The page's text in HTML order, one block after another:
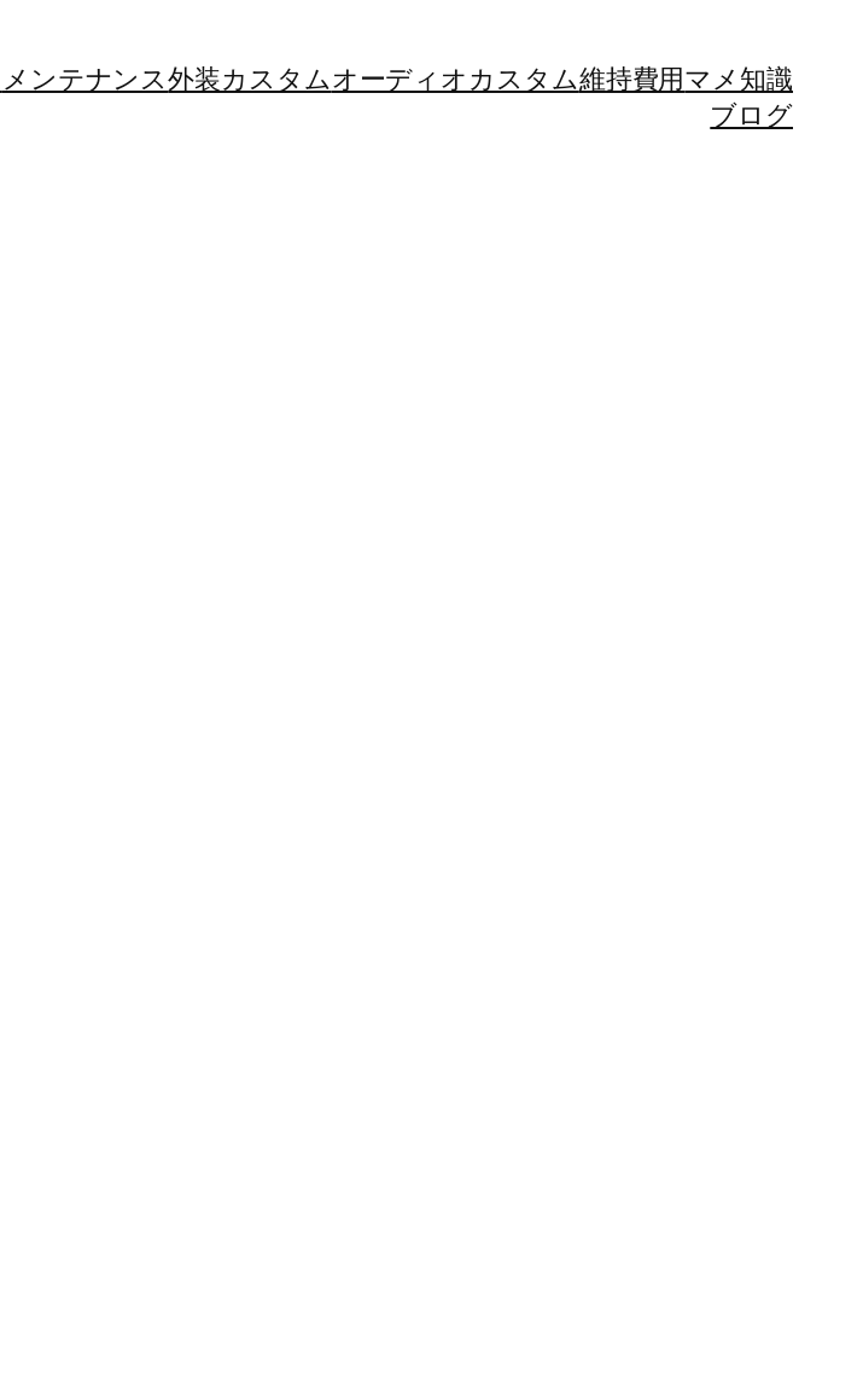
メンテナンス外装カスタムオーディオカスタム維持費用マメ知識
ブログ